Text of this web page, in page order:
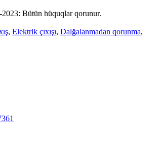
Bütün hüquqlar qorunur.
, Elektrik çıxışı, Dalğalanmadan qorunma,